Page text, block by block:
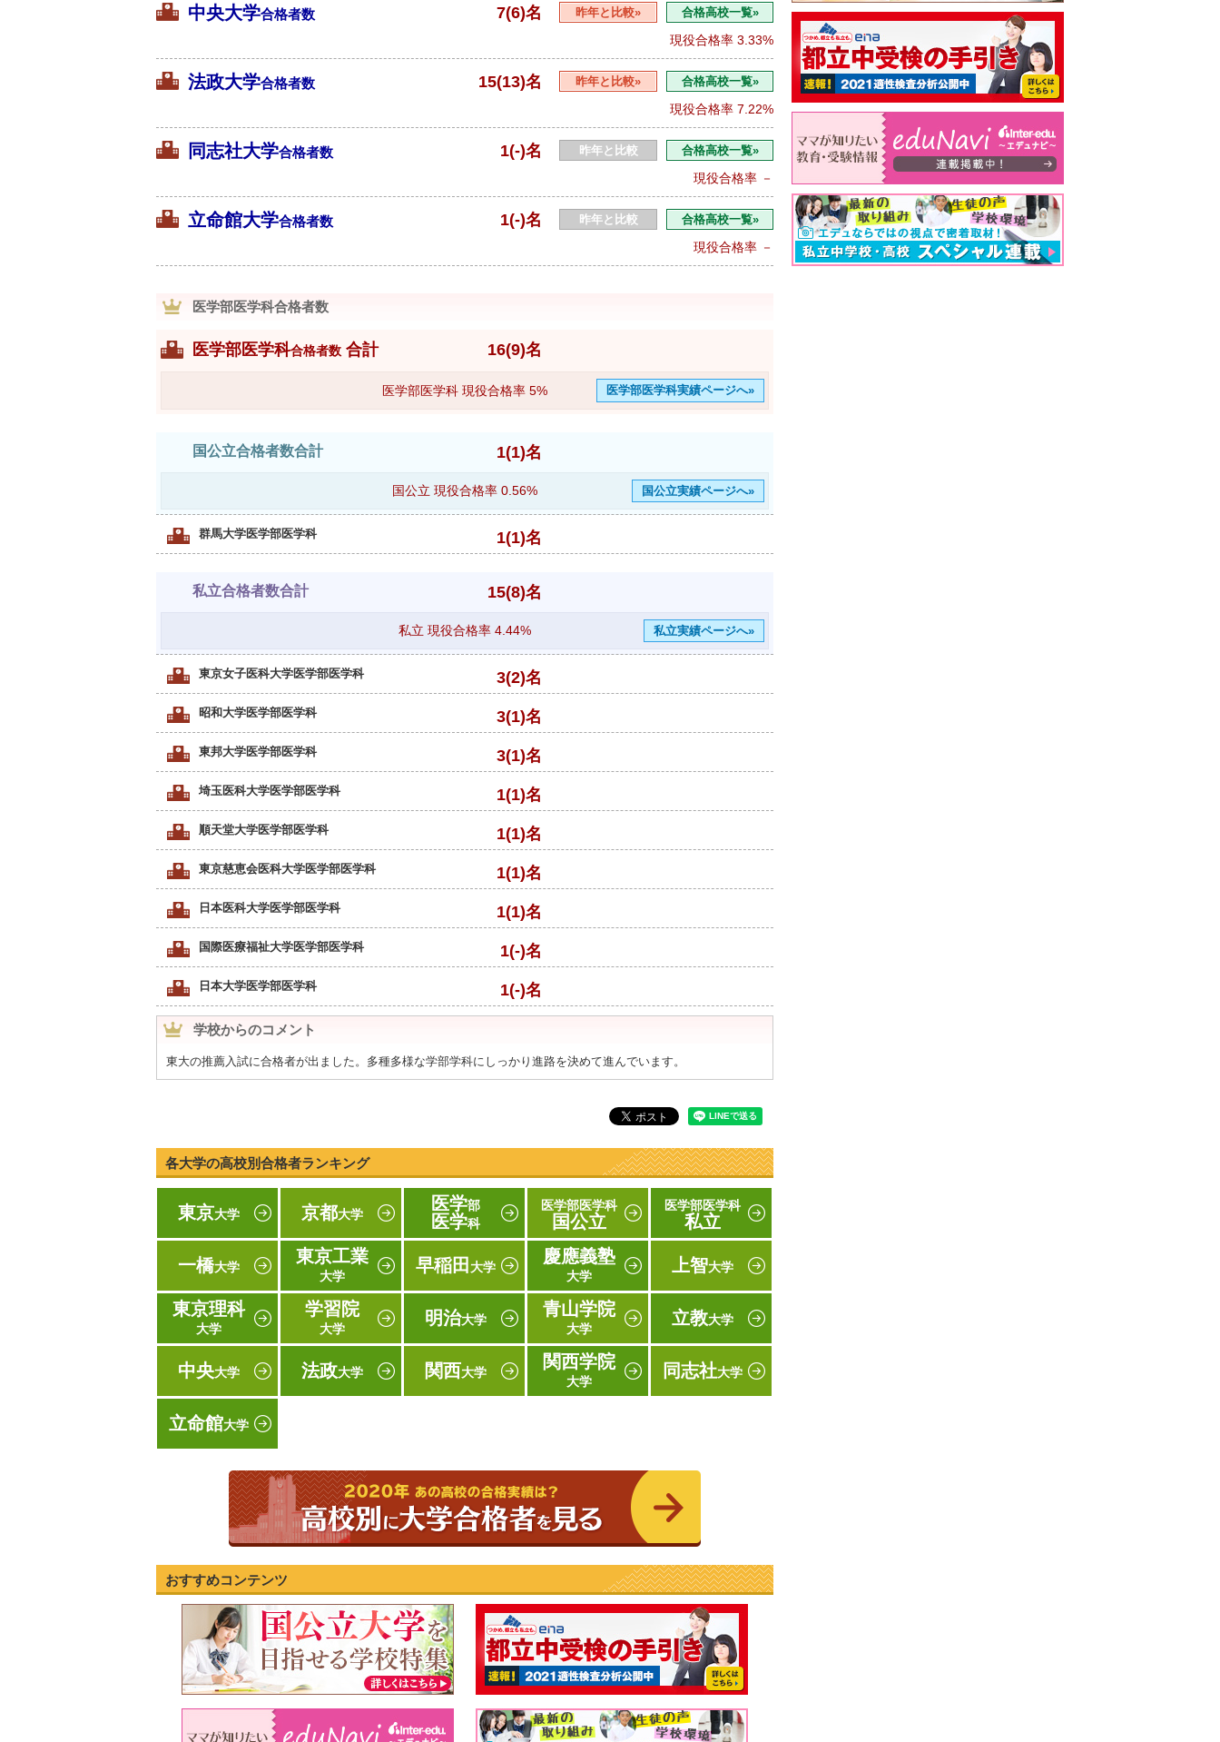
中央大学合格者数 7(6)名 昨年と比較» 合格高校一覧»
現役合格率 3.33%
法政大学合格者数 15(13)名 昨年と比較» 合格高校一覧»
現役合格率 7.22%
同志社大学合格者数 1(-)名 昨年と比較 合格高校一覧»
現役合格率 －
立命館大学合格者数 1(-)名 昨年と比較 合格高校一覧»
現役合格率 －
医学部医学科合格者数
医学部医学科合格者数 合計 16(9)名
医学部医学科 現役合格率 5% 医学部医学科実績ページへ»
国公立合格者数合計 1(1)名
国公立 現役合格率 0.56% 国公立実績ページへ»
群馬大学医学部医学科 1(1)名
私立合格者数合計 15(8)名
私立 現役合格率 4.44% 私立実績ページへ»
東京女子医科大学医学部医学科 3(2)名
昭和大学医学部医学科 3(1)名
東邦大学医学部医学科 3(1)名
埼玉医科大学医学部医学科 1(1)名
順天堂大学医学部医学科 1(1)名
東京慈恵会医科大学医学部医学科 1(1)名
日本医科大学医学部医学科 1(1)名
国際医療福祉大学医学部医学科 1(-)名
日本大学医学部医学科 1(-)名
学校からのコメント
東大の推薦入試に合格者が出ました。多種多様な学部学科にしっかり進路を決めて進んでいます。
各大学の高校別合格者ランキング
東京大学 京都大学
医学部
医学科
医学部医学科
国公立
医学部医学科
私立
一橋大学
東京工業
大学
早稲田 大学
慶應義塾
大学
上智大学
東京理科
大学
学習院
大学
明治大学
青山学院
大学
立教大学
中央大学 法政大学 関西大学
関西学院
大学
同志社大学
立命館大学
おすすめコンテンツ